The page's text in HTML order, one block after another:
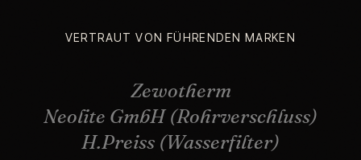
VERTRAUT VON FÜHRENDEN MARKEN
Zewotherm
Neolite GmbH (Rohrverschluss)
H.Preiss (Wasserfilter)